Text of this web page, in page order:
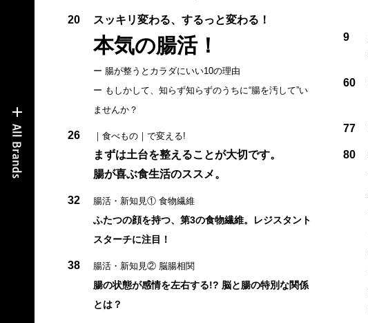
20 スッキリ変わる、するっと変わる！
本気の腸活！
ー 腸が整うとカラダにいい10の理由
ー もしかして、知らず知らずのうちに“腸を汚して”い
ませんか？
26 ｜食べもの｜で変える!
まずは土台を整えることが大切です。
腸が喜ぶ食生活のススメ。
32 腸活・新知見① 食物繊維
ふたつの顔を持つ、第3の食物繊維。レジスタント
スターチに注目！
38 腸活・新知見② 脳腸相関
腸の状態が感情を左右する!? 脳と腸の特別な関係
とは？
9
60
77
80